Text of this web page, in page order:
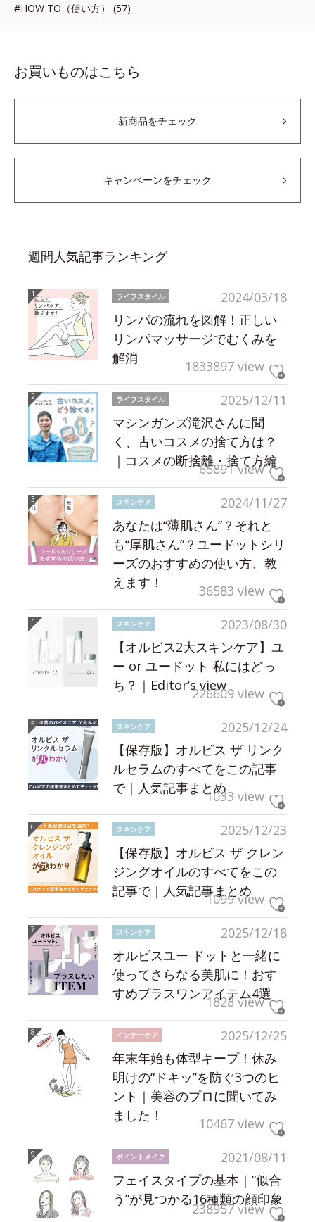
#HOW TO（使い方） (57)
お買いものはこちら
新商品をチェック
キャンペーンをチェック
週間人気記事ランキング
2024/03/18
ライフスタイル
リンパの流れを図解！正しい
リンパマッサージでむくみを
解消
1833897 view
2025/12/11
ライフスタイル
マシンガンズ滝沢さんに聞
く、古いコスメの捨て方は？
｜コスメの断捨離・捨て方編
65891 view
2024/11/27
スキンケア
あなたは“薄肌さん”？それと
も“厚肌さん”？ユードットシリ
ーズのおすすめの使い方、教
えます！
36583 view
2023/08/30
スキンケア
【オルビス2大スキンケア】ユ
ー or ユードット 私にはどっ
ち？｜Editor’s view226609 view
2025/12/24
スキンケア
【保存版】オルビス ザ リンク
ルセラムのすべてをこの記事
で｜人気記事まとめ1033 view
2025/12/23
スキンケア
【保存版】オルビス ザ クレン
ジングオイルのすべてをこの
記事で｜人気記事まとめ
1099 view
2025/12/18
スキンケア
オルビスユー ドットと一緒に
使ってさらなる美肌に！おす
すめプラスワンアイテム4選
1828 view
2025/12/25
インナーケア
年末年始も体型キープ！休み
明けの“ドキッ”を防ぐ3つのヒ
ント｜美容のプロに聞いてみ
ました！
10467 view
2021/08/11
ポイントメイク
フェイスタイプの基本｜“似合
う”が見つかる16種類の顔印象
238957 view